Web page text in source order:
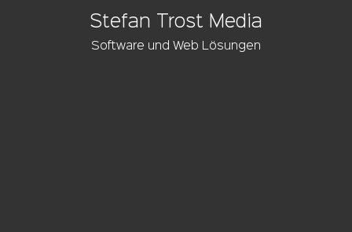
Stefan Trost Media
Software und Web Lösungen